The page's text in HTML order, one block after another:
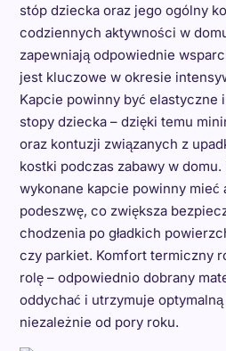
stóp dziecka oraz jego ogólny
codziennych aktywności w
zapewniają odpowiednie
jest kluczowe w okresie
Kapcie powinny być elastyczne
stopy dziecka – dzięki temu
oraz kontuzji związanych z
kostki podczas zabawy w
wykonane kapcie powinny mieć
podeszwę, co zwiększa
chodzenia po gładkich
czy parkiet. Komfort termiczny
rolę – odpowiednio dobrany
oddychać i utrzymuje
niezależnie od pory roku.